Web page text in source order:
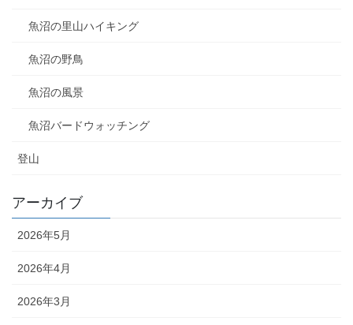
魚沼の里山ハイキング
魚沼の野鳥
魚沼の風景
魚沼バードウォッチング
登山
アーカイブ
2026年5月
2026年4月
2026年3月